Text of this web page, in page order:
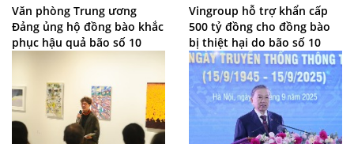
Văn phòng Trung ương
Đảng ủng hộ đồng bào khắc
phục hậu quả bão số 10
Vingroup hỗ trợ khẩn cấp
500 tỷ đồng cho đồng bào
bị thiệt hại do bão số 10